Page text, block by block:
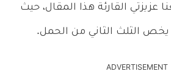
عزيزتي القارئة هذا المقال، حيث
الثلث الثاني من الحمل.
ADVERTISEMENT